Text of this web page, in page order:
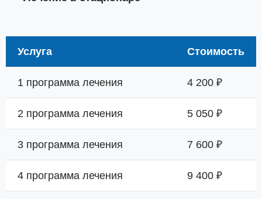
Услуга Стоимость
1 программа лечения 4 200 ₽
2 программа лечения 5 050 ₽
3 программа лечения 7 600 ₽
4 программа лечения 9 400 ₽